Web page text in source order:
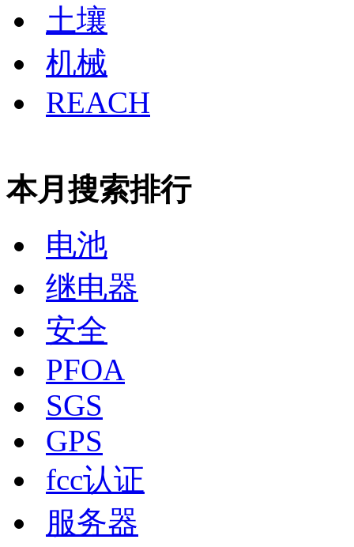
土壤
机械
REACH
本月搜索排行
电池
继电器
安全
PFOA
SGS
GPS
fcc认证
服务器